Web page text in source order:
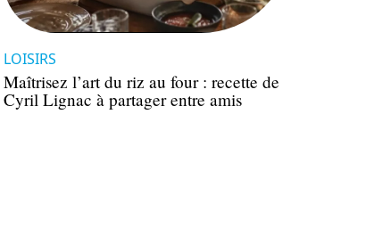
LOISIRS
Maîtrisez l’art du riz au four : recette de
Cyril Lignac à partager entre amis